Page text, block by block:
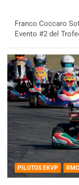
Franco Coccaro
Evento #2 del
PILOTOS EKVP